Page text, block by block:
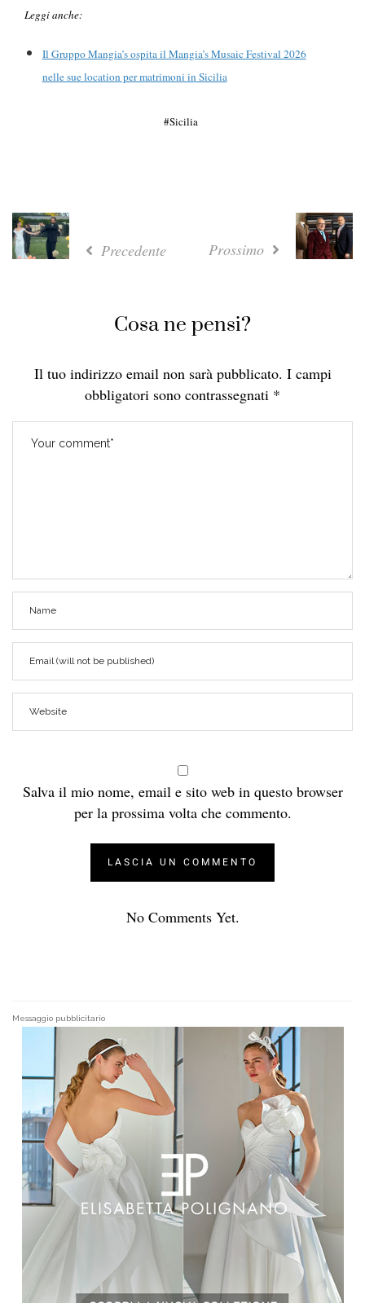
Leggi anche:
Il Gruppo Mangia’s ospita il Mangia’s Musaic Festival 2026
nelle sue location per matrimoni in Sicilia
Sicilia
Precedente Prossimo
Cosa ne pensi?
Il tuo indirizzo email non sarà pubblicato. I campi
obbligatori sono contrassegnati *
Salva il mio nome, email e sito web in questo browser
per la prossima volta che commento.
No Comments Yet.
Messaggio pubblicitario